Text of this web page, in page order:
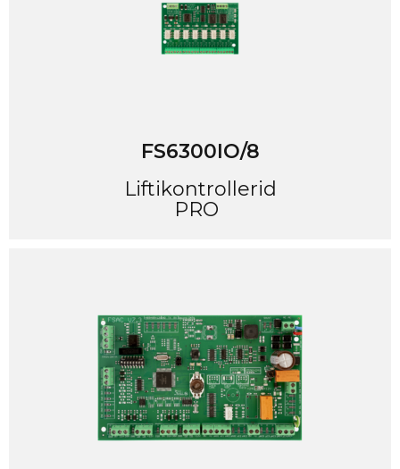
FS6300IO/8
Liftikontrollerid
PRO